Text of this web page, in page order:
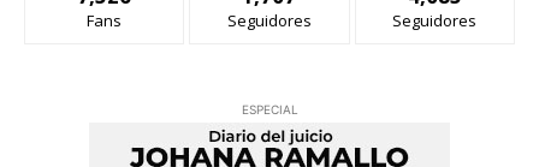
Fans Seguidores Seguidores
ESPECIAL